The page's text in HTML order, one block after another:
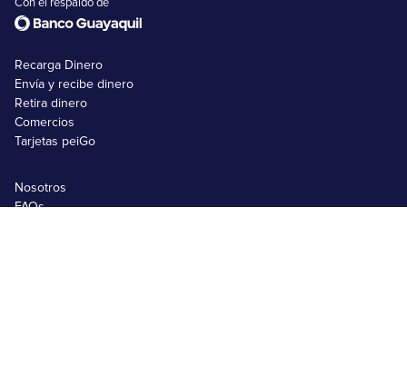
Con el respaldo de
Recarga Dinero
Envía y recibe dinero
Retira dinero
Comercios
Tarjetas peiGo
Nosotros
FAQs